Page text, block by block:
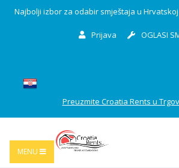
Najbolji izbor za odabir smještaja u Hrvatskoj
Prijava OGLASI
Preuzmite Croatia Rents u
MENU